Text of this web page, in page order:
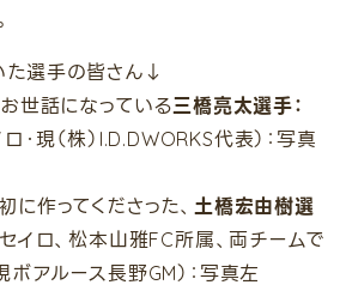
た選手の皆さん↓
お世話になっている三橋亮太選手：
・現（株）I.D.DWORKS代表）：写真
に作ってくださった、 土橋宏由樹選
イロ、松本山雅FC所属、両チームで
ボアルース長野GM）：写真左